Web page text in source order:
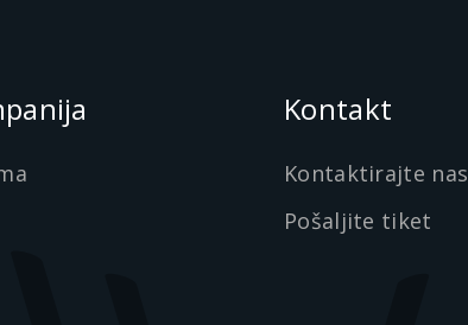
Kontakt
Kontaktirajte nas
Pošaljite tiket